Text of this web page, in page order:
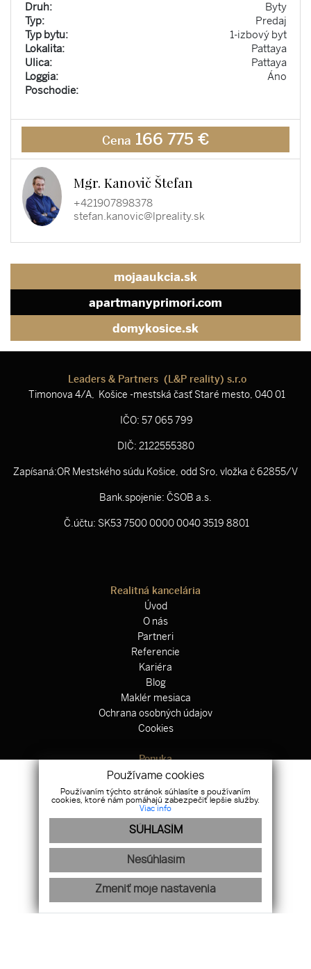
Používame cookies
Používaním týchto stránok súhlasíte s používaním
cookies, ktoré nám pomáhajú zabezpečiť lepšie služby.
Viac info
SÚHLASÍM
Nesúhlasím
Zmeniť moje nastavenia
Druh:
Byty
Typ:
Predaj
Typ bytu:
1-izbový byt
Lokalita:
Pattaya
Ulica:
Pattaya
Loggia:
Áno
Poschodie:
Cena 166 775 €
Mgr. Kanovič Štefan
+421907898378
stefan.kanovic@lpreality.sk
mojaaukcia.sk
apartmanyprimori.com
domykosice.sk
Leaders & Partners (L&P reality) s.r.o
Timonova 4/A, Košice -mestská časť Staré mesto, 040 01
IČO: 57 065 799
DIČ: 2122555380
Zapísaná:OR Mestského súdu Košice, odd Sro, vložka č 62855/V
Bank.spojenie: ČSOB a.s.
Č.účtu: SK53 7500 0000 0040 3519 8801
Realitná kancelária
Úvod
O nás
Partneri
Referencie
Kariéra
Blog
Maklér mesiaca
Ochrana osobných údajov
Cookies
Ponuka
Hypotekárne centrum
Odkup nehnuteľnosti
Zahraničné nehnuteľnosti
Výstavba domov
Právne centrum
Poistenie
Nájdete nás na sociálnych sieťach